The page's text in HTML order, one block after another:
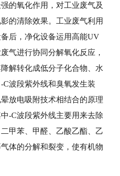
的氧化作用，对工业废气及
的清除效果。工业废气利用
后，净化设备运用高能UV
气进行协同分解氧化反应，
解转化成低分子化合物、水
波段紫外线和臭氧发生装
放电吸附技术相结合的原理
-C波段紫外线主要用来去除
甲苯、甲醛、乙酸乙酯、乙
体的分解和裂变，使有机物